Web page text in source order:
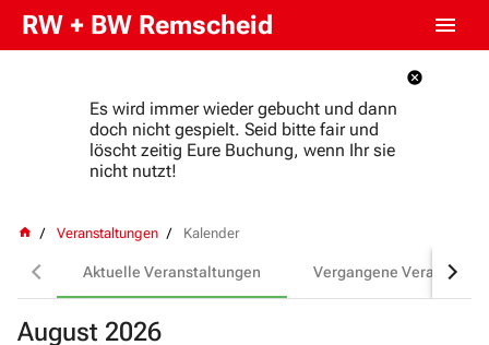
RW + BW Remscheid
Es wird immer wieder gebucht und dann
doch nicht gespielt. Seid bitte fair und
löscht zeitig Eure Buchung, wenn Ihr sie
nicht nutzt!
Veranstaltungen Kalender
Aktuelle Veranstaltungen Vergangene
August 2026